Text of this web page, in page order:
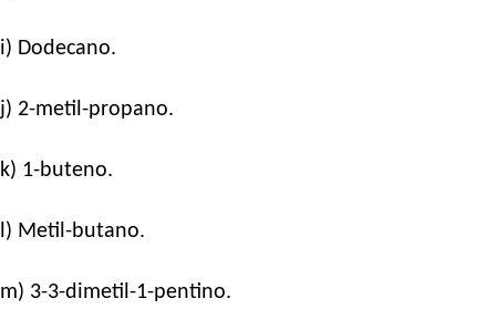
i) Dodecano.
j) 2-metil-propano.
k) 1-buteno.
l) Metil-butano.
m) 3-3-dimetil-1-pentino.